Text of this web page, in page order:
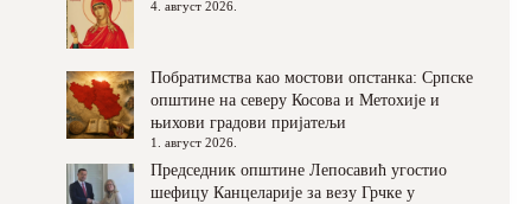
4. август 2026.
Побратимства као мостови опстанка: Српске
општине на северу Косова и Метохије и
њихови градови пријатељи
1. август 2026.
Председник општине Лепосавић угостио
шефицу Канцеларије за везу Грчке у